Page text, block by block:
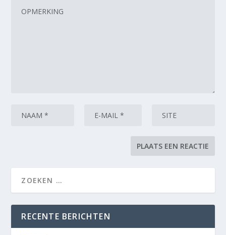
RECENTE BERICHTEN